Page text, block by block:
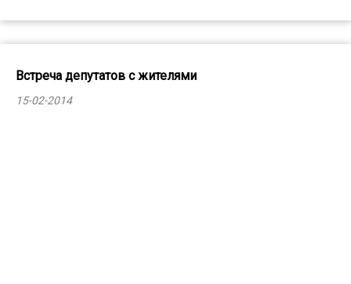
Встреча депутатов с жителями
15-02-2014